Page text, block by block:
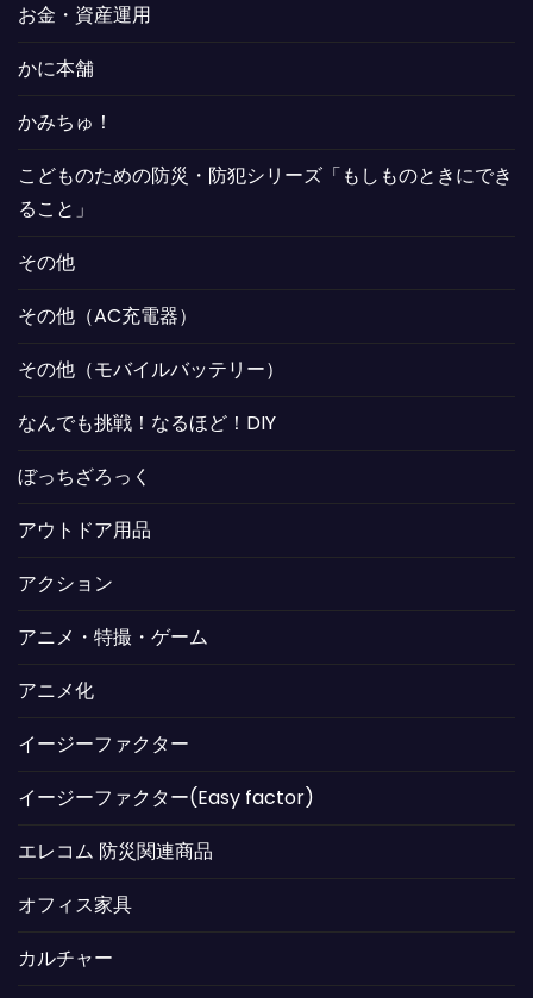
お金・資産運用
かに本舗
かみちゅ！
こどものための防災・防犯シリーズ「もしものときにでき
ること」
その他
その他（AC充電器）
その他（モバイルバッテリー）
なんでも挑戦！なるほど！DIY
ぼっちざろっく
アウトドア用品
アクション
アニメ・特撮・ゲーム
アニメ化
イージーファクター
イージーファクター(Easy factor)
エレコム 防災関連商品
オフィス家具
カルチャー